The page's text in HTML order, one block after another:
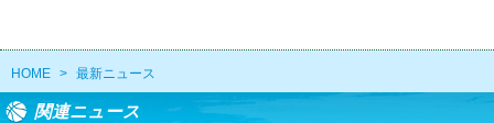
HOME > 最新ニュース
関連ニュース